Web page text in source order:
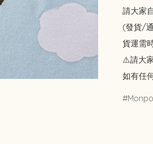
請大家
(發貨/
貨運需
⚠️請大
如有任